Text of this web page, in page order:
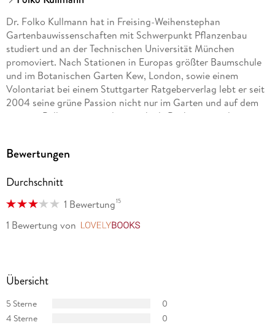
Dr. Folko Kullmann hat in Freising-Weihenstephan
Gartenbauwissenschaften mit Schwerpunkt Pflanzenbau
studiert und an der Technischen Universität München
promoviert. Nach Stationen in Europas größter Baumschule
und im Botanischen Garten Kew, London, sowie einem
Volontariat bei einem Stuttgarter Ratgeberverlag lebt er seit
2004 seine grüne Passion nicht nur im Garten und auf dem
eigenen Balkon aus, sondern auch als Buchautor und
Gartenbücher und -magazine spezialisiertes Redaktionsbüro
Bewertungen
Durchschnitt
1 Bewertung15
1 Bewertung von
Übersicht
5 Sterne
0
4 Sterne
0